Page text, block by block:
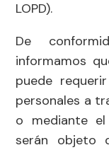
LOPD).
De
informamos
puede
personales a
o mediante
serán objeto